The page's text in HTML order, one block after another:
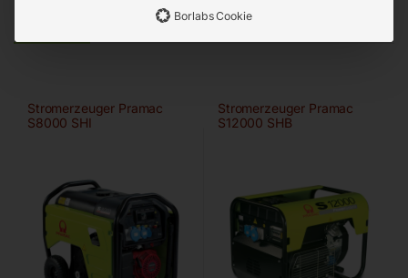
Ähnliche Produkte
Stromerzeuger Pramac
S8000 SHI
Stromerzeuger Pramac
S12000 SHB
Borlabs Cookie